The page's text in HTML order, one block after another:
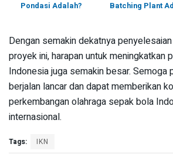
Pondasi Adalah?
Batching Plant
Dengan semakin dekatnya
proyek ini, harapan untuk meningkatkan
Indonesia juga semakin besar. Semoga
berjalan lancar dan dapat memberikan
perkembangan olahraga sepak bola
internasional.
Tags:
IKN